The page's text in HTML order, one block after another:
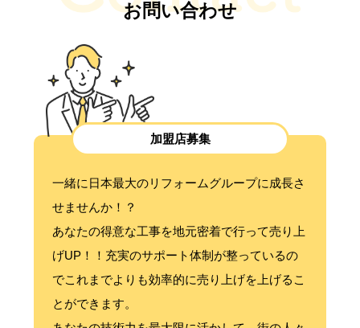
お問い合わせ
加盟店募集
一緒に日本最大のリフォームグループに成長さ
せませんか！？
あなたの得意な工事を地元密着で行って売り上
げUP！！充実のサポート体制が整っているの
でこれまでよりも効率的に売り上げを上げるこ
とができます。